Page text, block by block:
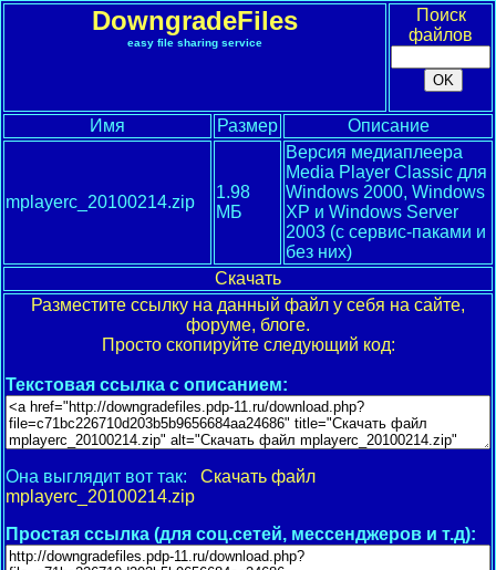
DowngradeFiles
easy file sharing service
Поиск
файлов
Имя Размер Описание
mplayerc_20100214.zip
1.98
МБ
Версия медиаплеера
Media Player Classic для
Windows 2000, Windows
XP и Windows Server
2003 (с сервис-паками и
без них)
Скачать
Разместите ссылку на данный файл у себя на сайте,
форуме, блоге.
Просто скопируйте следующий код:
Текстовая ссылка с описанием:
Она выглядит вот так: Скачать файл
mplayerc_20100214.zip
Простая ссылка (для соц.сетей, мессенджеров и т.д):